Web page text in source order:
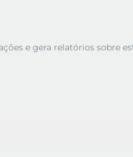
e gera relatórios sobre